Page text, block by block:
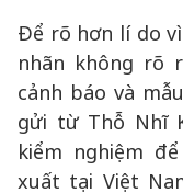
nội dung nơi gửi
TEST
A.S ở Thổ Nhĩ
mà chúng tôi
Việt Nam.
nghiệm được